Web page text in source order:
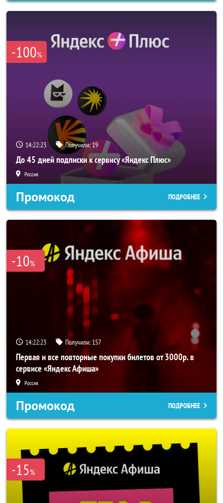
-100%
14:22:22 Получили:19
До 45 дней подписки к сервису «Яндекс Плюс»
Россия
Промокод ПОДРОБНЕЕ
-10%
14:22:22 Получили: 157
Первая и все повторные покупки билетов от 3000р. в
сервисе «Яндекс Афиша»
Россия
Промокод ПОДРОБНЕЕ
-15%